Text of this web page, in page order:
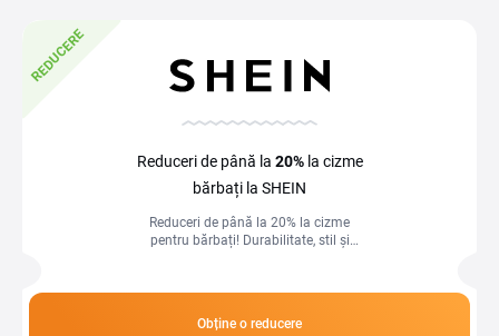
REDUCERE
Reduceri de până la 20%la cizme
bărbați la SHEIN
Reduceri de până la 20% la cizme
pentru bărbați! Durabilitate, stil și
Obține o reducere